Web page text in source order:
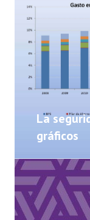
La
gráficos